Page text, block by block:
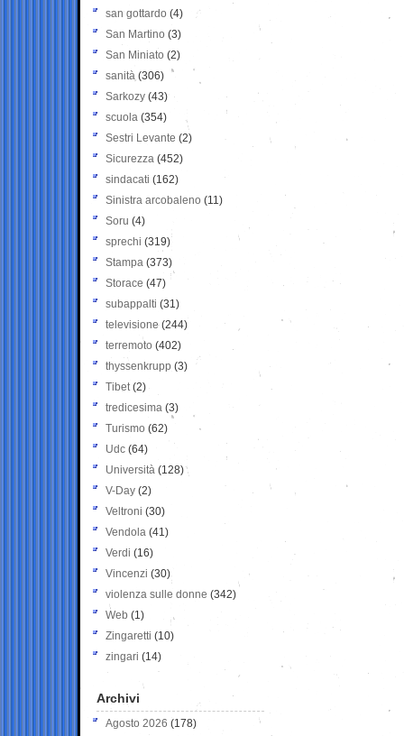
san gottardo (4)
San Martino (3)
San Miniato (2)
sanità (306)
Sarkozy (43)
scuola (354)
Sestri Levante (2)
Sicurezza (452)
sindacati (162)
Sinistra arcobaleno (11)
Soru (4)
sprechi (319)
Stampa (373)
Storace (47)
subappalti (31)
televisione(244)
terremoto (402)
thyssenkrupp (3)
Tibet(2)
tredicesima (3)
Turismo (62)
Udc (64)
Università (128)
V-Day (2)
Veltroni (30)
Vendola (41)
Verdi (16)
Vincenzi (30)
violenza sulle donne (342)
Web (1)
Zingaretti (10)
zingari (14)
Archivi
Agosto 2026 (178)